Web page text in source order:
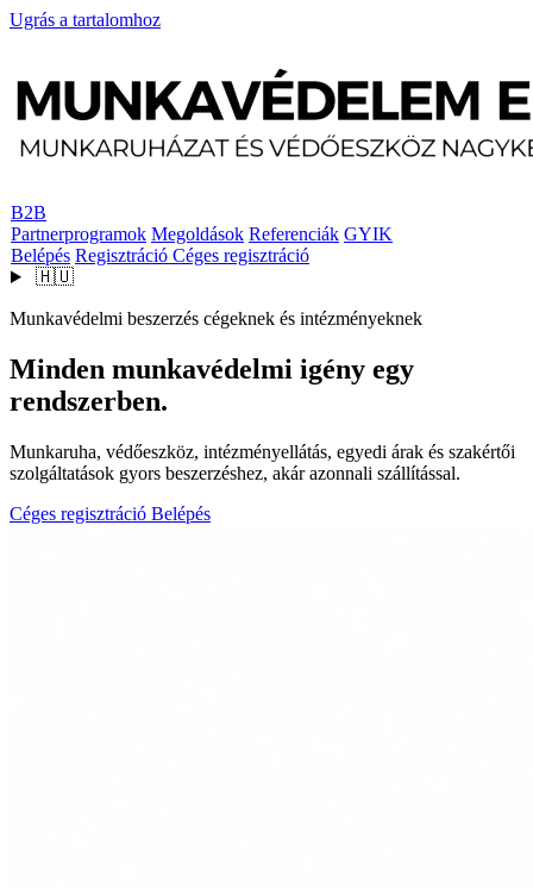
Ugrás a tartalomhoz
B2B
Partnerprogramok Megoldások Referenciák GYIK
Belépés Regisztráció Céges regisztráció
🇭🇺
Munkavédelmi beszerzés cégeknek és intézményeknek
Minden munkavédelmi igény egy
rendszerben.
Munkaruha, védőeszköz, intézményellátás, egyedi árak és szakértői
szolgáltatások gyors beszerzéshez, akár azonnali szállítással.
Céges regisztráció Belépés